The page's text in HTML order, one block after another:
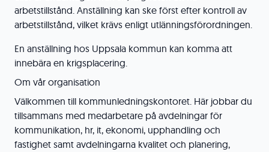
arbetstillstånd. Anställning kan ske först efter kontroll av
arbetstillstånd, vilket krävs enligt utlänningsförordningen.
En anställning hos Uppsala kommun kan komma att
innebära en krigsplacering.
Om vår organisation
Välkommen till kommunledningskontoret. Här jobbar du
tillsammans med medarbetare på avdelningar för
kommunikation, hr, it, ekonomi, upphandling och
fastighet samt avdelningarna kvalitet och planering,